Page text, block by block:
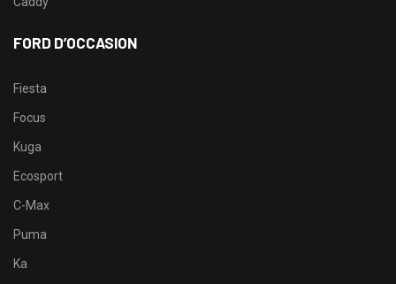
FORD D’OCCASION
Fiesta
Focus
Kuga
Ecosport
C-Max
Puma
Ka